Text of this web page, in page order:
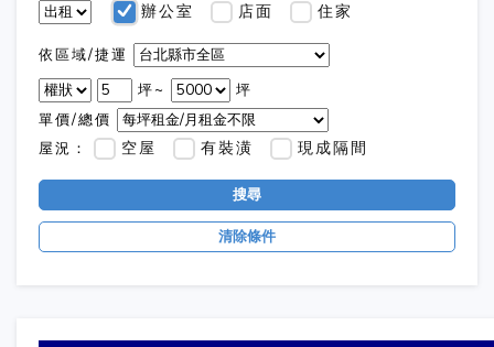
辦公室 店面 住家
依區域/捷運
坪~
坪
單價/總價
屋況：
空屋 有裝潢 現成隔間
搜尋
清除條件